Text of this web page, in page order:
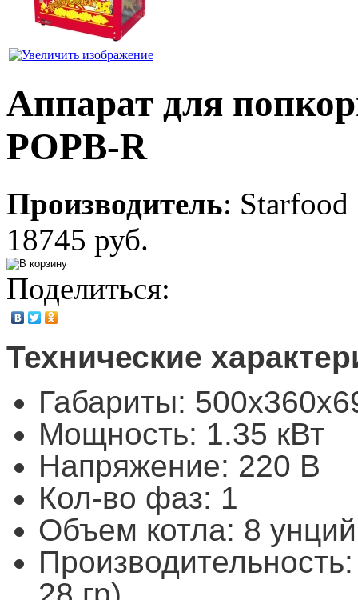
Аппарат для
POPB-R
Производитель: Starfood
18745 руб.
Поделиться:
Технические
Габариты:
Мощность: 1.35 кВт
Напряжение: 220 В
Кол-во фаз: 1
Объем котла: 8 унций